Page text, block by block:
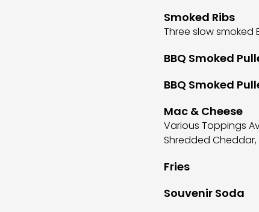
Smoked Ribs
Three slow smoked
BBQ Smoked
BBQ Smoked
Mac & Cheese
Various Toppings
Shredded Cheddar,
Fries
Souvenir Soda